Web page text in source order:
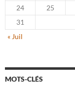
24
25
31
« Juil
MOTS-CLÉS